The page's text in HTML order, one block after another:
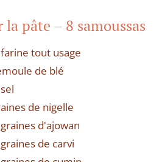
pâte – 8 samoussas
tout usage
de blé
de nigelle
d'ajowan
de carvi